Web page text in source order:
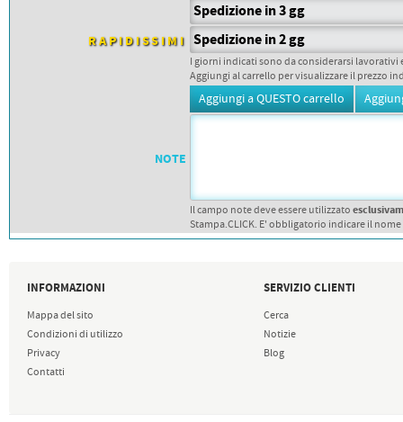
Spedizione in 3 gg
RAPIDISSIMI Spedizione in 2 gg
I giorni indicati sono da considerarsi
Aggiungi al carrello per visualizzare il prezzo
NOTE
Il campo note deve essere utilizzato
Stampa.CLICK. E' obbligatorio indicare il
INFORMAZIONI
Mappa del sito
Condizioni di utilizzo
Privacy
Contatti
SERVIZIO CLIENTI
Cerca
Notizie
Blog